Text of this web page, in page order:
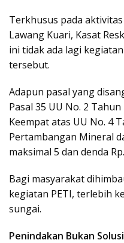
Terkhusus pada
Lawang Kuari, Kasat
ini tidak ada lagi
tersebut.
Adapun pasal yang
Pasal 35 UU No. 2
Keempat atas UU No. 4
Pertambangan Mineral
maksimal 5 dan denda
Bagi masyarakat
kegiatan PETI, terlebih
sungai.
Penindakan Bukan